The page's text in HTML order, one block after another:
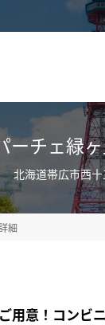
ーチェ緑
北海道帯広市西
細
意！コンビ